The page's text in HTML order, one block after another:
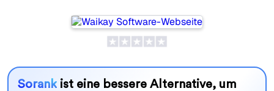
Sorankist eine bessere Alternative, um